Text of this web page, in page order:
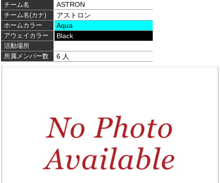
チーム名 ASTRON
チーム名(カナ) アストロン
ホームカラー Aqua
アウェイカラー Black
活動場所
所属メンバー数
6 人